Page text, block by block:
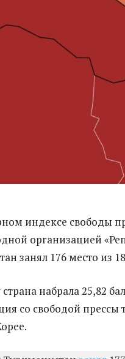
индексе свободы
организацией
занял 176 место из
набрала 25,82
со свободой